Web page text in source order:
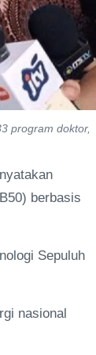
program doktor,
berbasis
Sepuluh
nasional